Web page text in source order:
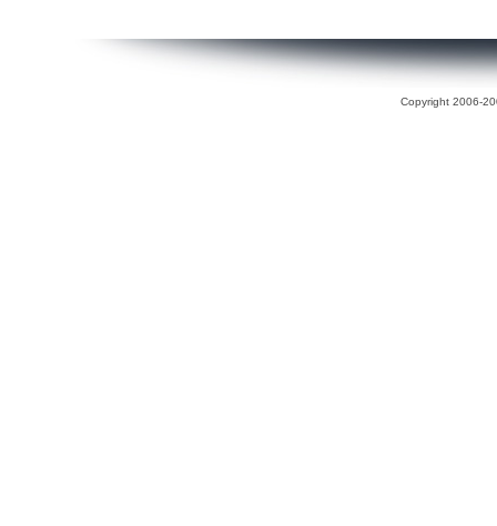
Copyright 2006-